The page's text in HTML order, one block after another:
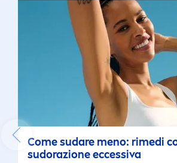
Come sudare meno: rimedi
sudorazione eccessiva